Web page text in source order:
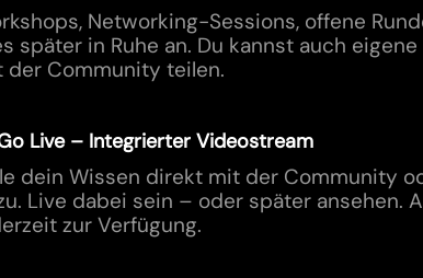
Networking-Sessions, offene
später in Ruhe an. Du kannst auch
der Community teilen.
Live – Integrierter Videostream
dein Wissen direkt mit der Community
Live dabei sein – oder später ansehen.
zur Verfügung.